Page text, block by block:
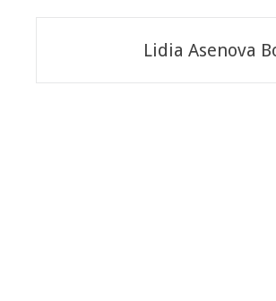
Navigazione
articoli
Lidia Asenova